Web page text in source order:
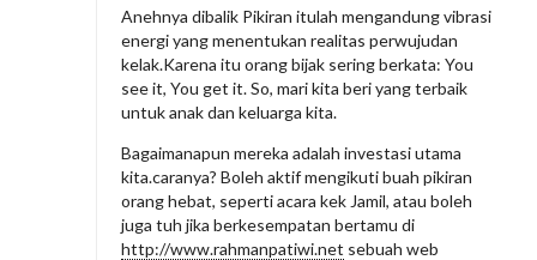
b
u
r
Anehnya dibalik Pikiran itulah mengandung vibrasi
energi yang menentukan realitas perwujudan
kelak.Karena itu orang bijak sering berkata: You
see it, You get it. So, mari kita beri yang terbaik
untuk anak dan keluarga kita.
Bagaimanapun mereka adalah investasi utama
kita.caranya? Boleh aktif mengikuti buah pikiran
orang hebat, seperti acara kek Jamil, atau boleh
juga tuh jika berkesempatan bertamu di
http://www.rahmanpatiwi.net sebuah web